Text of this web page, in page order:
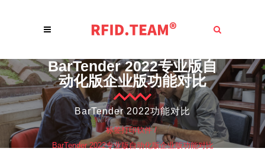
BarTender 2022专业版自
动化版企业版功能对比
BarTender 2022功能对比
标签打印软件/
BarTender 2022专业版自动化版企业版功能对比